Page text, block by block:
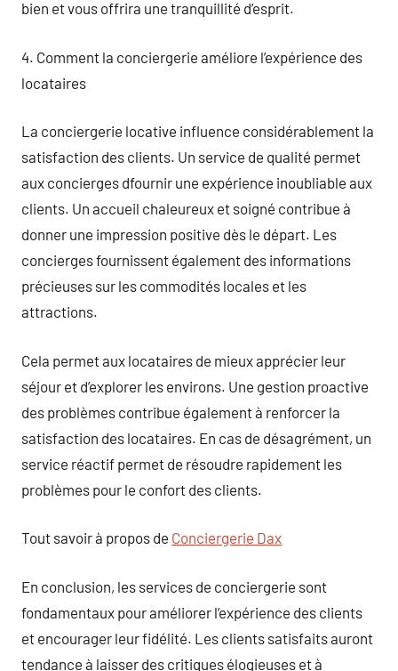
bien et vous offrira une tranquillité d’esprit.
4. Comment la conciergerie améliore l’expérience des
locataires
La conciergerie locative influence considérablement la
satisfaction des clients. Un service de qualité permet
aux concierges dfournir une expérience inoubliable aux
clients. Un accueil chaleureux et soigné contribue à
donner une impression positive dès le départ. Les
concierges fournissent également des informations
précieuses sur les commodités locales et les
attractions.
Cela permet aux locataires de mieux apprécier leur
séjour et d’explorer les environs. Une gestion proactive
des problèmes contribue également à renforcer la
satisfaction des locataires. En cas de désagrément, un
service réactif permet de résoudre rapidement les
problèmes pour le confort des clients.
Tout savoir à propos de Conciergerie Dax
En conclusion, les services de conciergerie sont
fondamentaux pour améliorer l’expérience des clients
et encourager leur fidélité. Les clients satisfaits auront
tendance à laisser des critiques élogieuses et à